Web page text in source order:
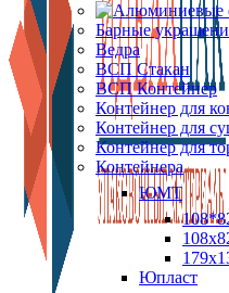
Барные
Ведра
ВСП Стакан
ВСП Контейнер
Контейнер для
Контейнер для
Контейнер для
Контейнера
ЮМТ
Юпласт